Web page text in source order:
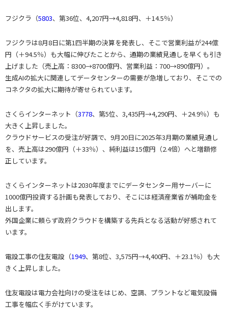
フジクラ（5803、第36位、4,207円→4,818円、＋14.5％）
フジクラは8月8日に第1四半期の決算を発表し、そこで営業利益が244億
円（＋94.5％）も大幅に伸びたことから、通期の業績見通しを早くも引き
上げました（売上高：8300→8700億円、営業利益：700→890億円）。
生成AIの拡大に関連してデータセンターの需要が急増しており、そこでの
コネクタの拡大に期待が寄せられています。
さくらインターネット（3778、第5位、3,435円→4,290円、＋24.9％）も
大きく上昇しました。
クラウドサービスの受注が好調で、9月20日に2025年3月期の業績見通し
を、売上高は290億円（＋33％）、純利益は15億円（2.4倍）へと増額修
正しています。
さくらインターネットは2030年度までにデータセンター用サーバーに
1000億円投資する計画も発表しており、そこには経済産業省が補助金を
出します。
外国企業に頼らず政府クラウドを構築する先兵となる活動が好感されて
います。
電設工事の住友電設（1949、第8位、3,575円→4,400円、＋23.1％）も大
きく上昇しました。
住友電設は電力会社向けの受注をはじめ、空調、プラントなど電気設備
工事を幅広く手がけています。